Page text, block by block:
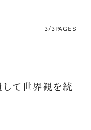
3/3PAGES
して世界観を統